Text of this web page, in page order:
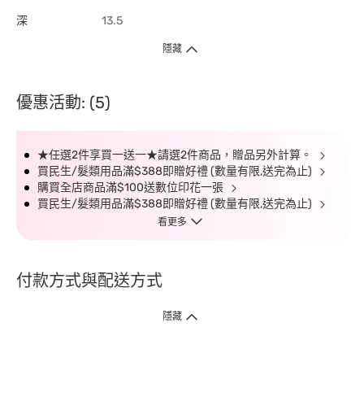
深 13.5
隱藏
優惠活動: (5)
★任選2件享買一送一★請選2件商品，贈品另外計算。
買民生/髮類用品滿$388即贈好禮 (數量有限,送完為止)
購買全店商品滿$100送數位印花一張
買民生/髮類用品滿$388即贈好禮 (數量有限,送完為止)
看更多
付款方式與配送方式
隱藏